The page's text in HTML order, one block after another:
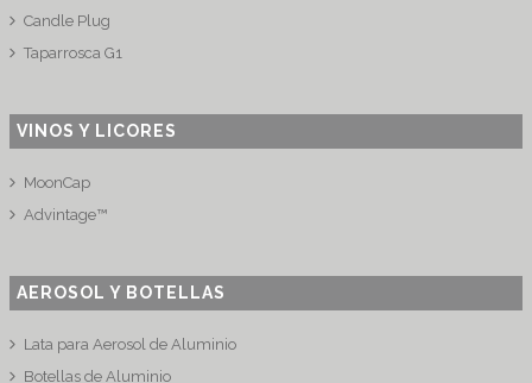
Candle Plug
Taparrosca G1
VINOS Y LICORES
MoonCap
Advintage™
AEROSOL Y BOTELLAS
Lata para Aerosol de Aluminio
Botellas de Aluminio